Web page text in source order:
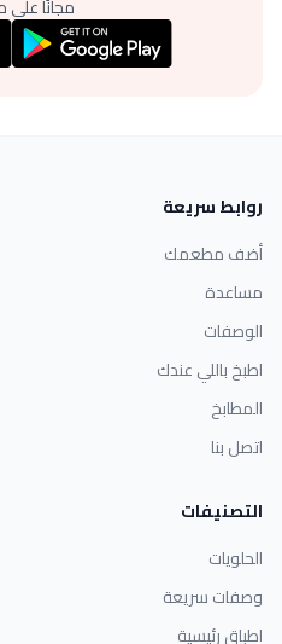
مجانًا على
روابط سريعة
أضف مطعمك
مساعدة
الوصفات
اطبخ باللي عندك
المطابخ
اتصل بنا
التصنيفات
الحلويات
وصفات سريعة
اطباق رئيسية